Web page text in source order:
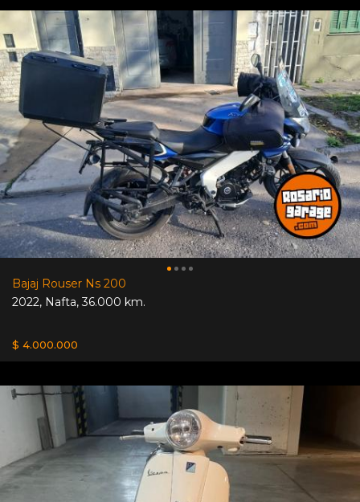
Bajaj Rouser Ns 200
2022, Nafta,36.000 km.
$ 4.000.000